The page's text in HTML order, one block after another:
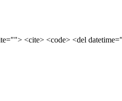
<cite> <code> <del